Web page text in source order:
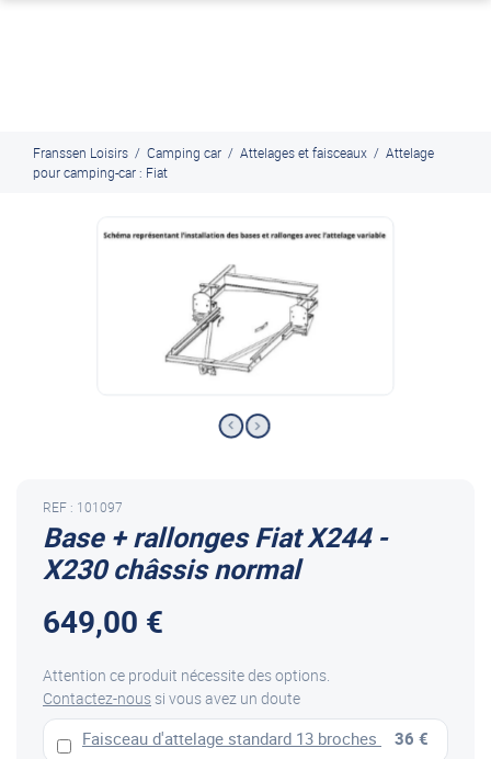
Franssen Loisirs / Camping car / Attelages et faisceaux / Attelage
pour camping-car : Fiat
Base + rallonges Fiat X244 -
X230 châssis normal
REF : 101097
649,00 €
Attention ce produit nécessite des options.
Contactez-noussi vous avez un doute
Faisceau d'attelage standard 13 broches 36 €